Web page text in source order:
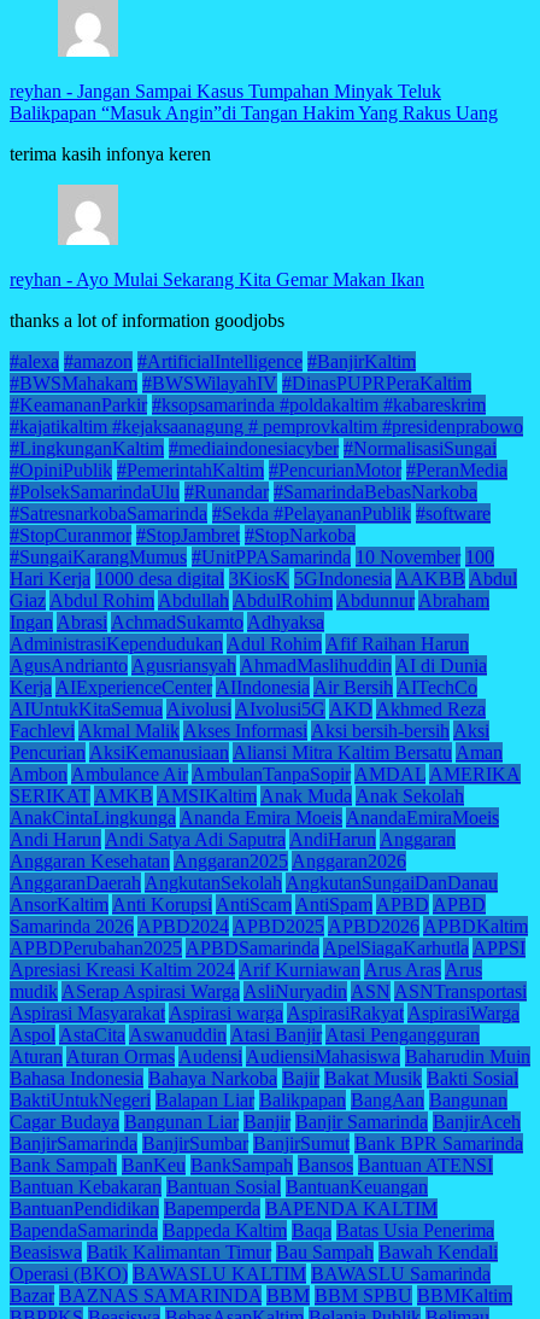
reyhan - Jangan Sampai Kasus Tumpahan Minyak Teluk
Balikpapan “Masuk Angin”di Tangan Hakim Yang Rakus Uang
terima kasih infonya keren
reyhan - Ayo Mulai Sekarang Kita Gemar Makan Ikan
thanks a lot of information goodjobs
#alexa #amazon #ArtificialIntelligence #BanjirKaltim
#BWSMahakam #BWSWilayahIV #DinasPUPRPeraKaltim
#KeamananParkir #ksopsamarinda #poldakaltim #kabareskrim
#kajatikaltim #kejaksaanagung # pemprovkaltim #presidenprabowo
#LingkunganKaltim #mediaindonesiacyber #NormalisasiSungai
#OpiniPublik #PemerintahKaltim #PencurianMotor #PeranMedia
#PolsekSamarindaUlu #Runandar #SamarindaBebasNarkoba
#SatresnarkobaSamarinda #Sekda #PelayananPublik #software
#StopCuranmor #StopJambret #StopNarkoba
#SungaiKarangMumus #UnitPPASamarinda 10 November 100
Hari Kerja 1000 desa digital 3KiosK 5GIndonesia AAKBB Abdul
Giaz Abdul Rohim Abdullah AbdulRohim Abdunnur Abraham
Ingan Abrasi AchmadSukamto Adhyaksa
AdministrasiKependudukan Adul Rohim Afif Raihan Harun
AgusAndrianto Agusriansyah AhmadMaslihuddin AI di Dunia
Kerja AIExperienceCenter AIIndonesia Air Bersih AITechCo
AIUntukKitaSemua Aivolusi AIvolusi5G AKD Akhmed Reza
Fachlevi Akmal Malik Akses Informasi Aksi bersih-bersih Aksi
Pencurian AksiKemanusiaan Aliansi Mitra Kaltim Bersatu Aman
Ambon Ambulance Air AmbulanTanpaSopir AMDAL AMERIKA
SERIKAT AMKB AMSIKaltim Anak Muda Anak Sekolah
AnakCintaLingkunga Ananda Emira Moeis AnandaEmiraMoeis
Andi Harun Andi Satya Adi Saputra AndiHarun Anggaran
Anggaran Kesehatan Anggaran2025 Anggaran2026
AnggaranDaerah AngkutanSekolah AngkutanSungaiDanDanau
AnsorKaltim Anti Korupsi AntiScam AntiSpam APBD APBD
Samarinda 2026 APBD2024 APBD2025 APBD2026 APBDKaltim
APBDPerubahan2025 APBDSamarinda ApelSiagaKarhutla APPSI
Apresiasi Kreasi Kaltim 2024 Arif Kurniawan Arus Aras Arus
mudik ASerap Aspirasi Warga AsliNuryadin ASN ASNTransportasi
Aspirasi Masyarakat Aspirasi warga AspirasiRakyat AspirasiWarga
Aspol AstaCita Aswanuddin Atasi Banjir Atasi Pengangguran
Aturan Aturan Ormas Audensi AudiensiMahasiswa Baharudin Muin
Bahasa Indonesia Bahaya Narkoba Bajir Bakat Musik Bakti Sosial
BaktiUntukNegeri Balapan Liar Balikpapan BangAan Bangunan
Cagar Budaya Bangunan Liar Banjir Banjir Samarinda BanjirAceh
BanjirSamarinda BanjirSumbar BanjirSumut Bank BPR Samarinda
Bank Sampah BanKeu BankSampah Bansos Bantuan ATENSI
Bantuan Kebakaran Bantuan Sosial BantuanKeuangan
BantuanPendidikan Bapemperda BAPENDA KALTIM
BapendaSamarinda Bappeda Kaltim Baqa Batas Usia Penerima
Beasiswa Batik Kalimantan Timur Bau Sampah Bawah Kendali
Operasi (BKO) BAWASLU KALTIM BAWASLU Samarinda
Bazar BAZNAS SAMARINDA BBM BBM SPBU BBMKaltim